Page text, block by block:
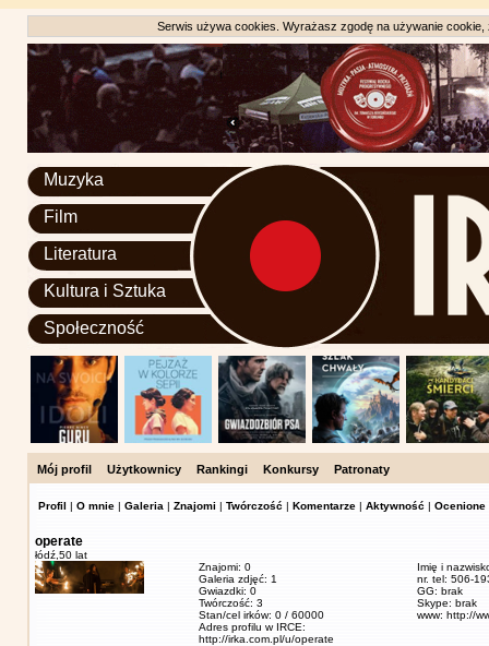
Serwis używa cookies. Wyrażasz zgodę na używanie
Muzyka
Film
Literatura
Kultura i Sztuka
Społeczność
Mój profil Użytkownicy Rankingi Konkursy Patronaty
Profil | O mnie | Galeria | Znajomi | Twórczość | Komentarze | Aktywność | Ocenione
operate
łódź, 50 lat
Znajomi: 0
Galeria zdjęć: 1
Gwiazdki: 0
Twórczość: 3
Stan/cel irków: 0 / 60000
Adres profilu w IRCE:
http://irka.com.pl/u/operate
Imię i
nr. tel: 506-
GG: brak
Skype: brak
www: http://